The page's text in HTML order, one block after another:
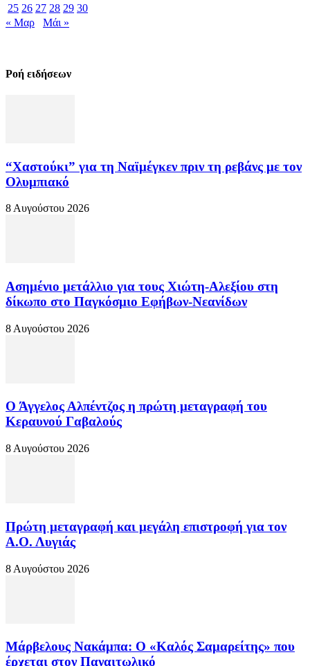
25 26 27 28 29 30
« Μαρ
Μάι »
Ροή ειδήσεων
“Χαστούκι” για τη Ναϊμέγκεν πριν τη ρεβάνς με τον
Ολυμπιακό
8 Αυγούστου 2026
Ασημένιο μετάλλιο για τους Χιώτη-Αλεξίου στη
δίκωπο στο Παγκόσμιο Εφήβων-Νεανίδων
8 Αυγούστου 2026
Ο Άγγελος Αλπέντζος η πρώτη μεταγραφή του
Κεραυνού Γαβαλούς
8 Αυγούστου 2026
Πρώτη μεταγραφή και μεγάλη επιστροφή για τον
Α.Ο. Λυγιάς
8 Αυγούστου 2026
Μάρβελους Νακάμπα: Ο «Καλός Σαμαρείτης» που
έρχεται στον Παναιτωλικό